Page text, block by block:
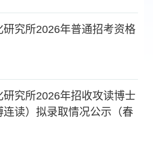
研究所2026年普通招考资格
究所2026年招收攻读博士
连读）拟录取情况公示（春